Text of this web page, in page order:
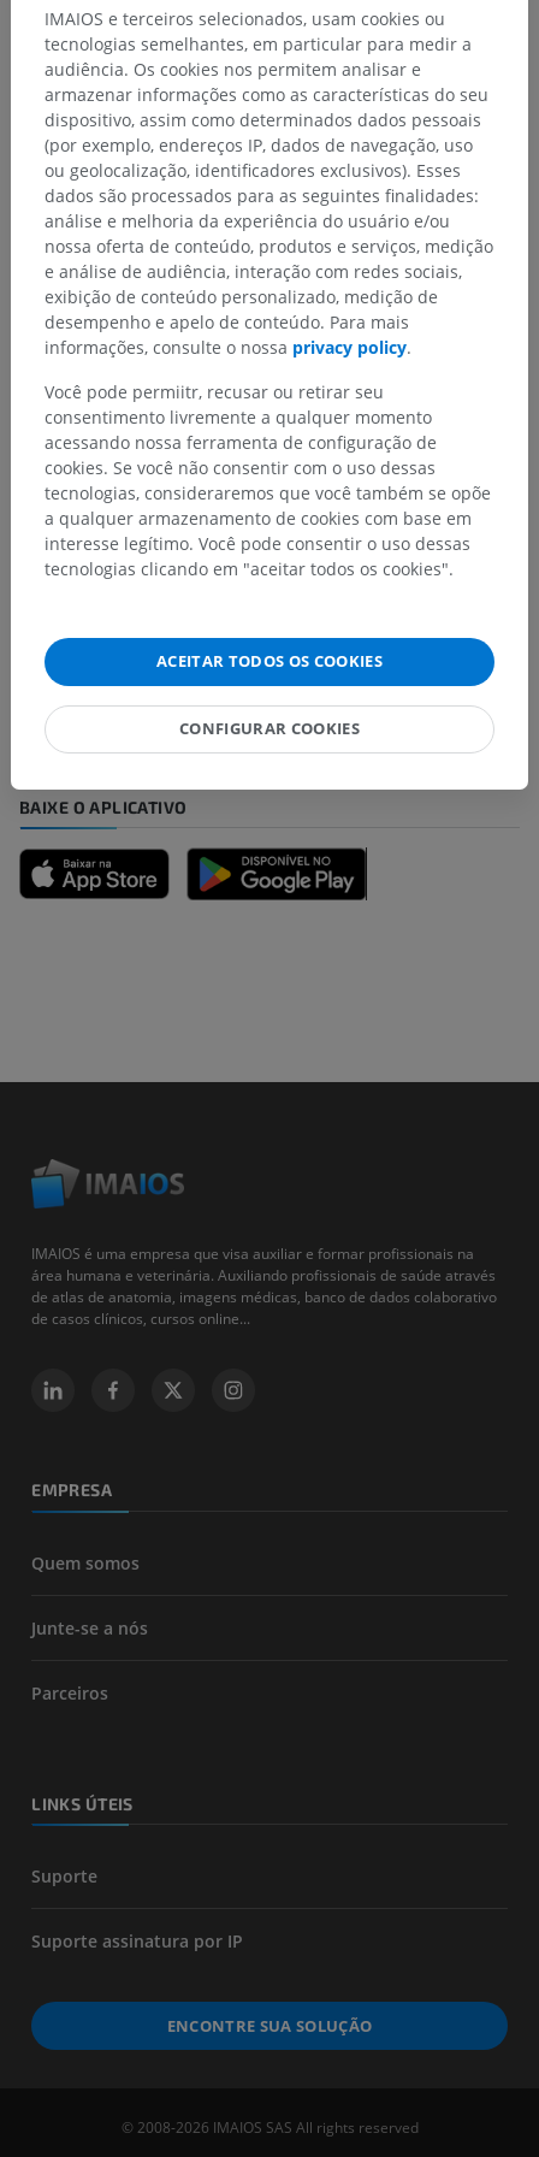
Hierarquia anatômica
Anatomia humana 2
Corpo humano> Systemata integrantia>
Sistema nervoso> Sistema nervoso central>
Encéfalo > Cérebro> Telencéfalo> Lobo temporal
Giros occipitotemporais
Estruturas subjacentes:
Giro occipitotemporal lateral
Giro occipitotemporal medial
Traduções
Não hesite em nos sugerir uma correção, tradução ou
melhora de conteúdo.
BAIXE O APLICATIVO
IMAIOS é uma empresa que visa auxiliar e formar profissionais na
área humana e veterinária. Auxiliando profissionais de saúde através
de atlas de anatomia, imagens médicas, banco de dados colaborativo
de casos clínicos, cursos online...
EMPRESA
Quem somos
Junte-se a nós
Parceiros
LINKS ÚTEIS
Suporte
Suporte assinatura por IP
ENCONTRE SUA SOLUÇÃO
© 2008-2026 IMAIOS SAS All rights reserved
IMAIOS e terceiros selecionados, usam cookies ou
tecnologias semelhantes, em particular para medir a
audiência. Os cookies nos permitem analisar e
armazenar informações como as características do seu
dispositivo, assim como determinados dados pessoais
(por exemplo, endereços IP, dados de navegação, uso
ou geolocalização, identificadores exclusivos). Esses
dados são processados para as seguintes finalidades:
análise e melhoria da experiência do usuário e/ou
nossa oferta de conteúdo, produtos e serviços, medição
e análise de audiência, interação com redes sociais,
exibição de conteúdo personalizado, medição de
desempenho e apelo de conteúdo. Para mais
informações, consulte o nossa privacy policy.
Você pode permiitr, recusar ou retirar seu
consentimento livremente a qualquer momento
acessando nossa ferramenta de configuração de
cookies. Se você não consentir com o uso dessas
tecnologias, consideraremos que você também se opõe
a qualquer armazenamento de cookies com base em
interesse legítimo. Você pode consentir o uso dessas
tecnologias clicando em "aceitar todos os cookies".
ACEITAR TODOS OS COOKIES
CONFIGURAR COOKIES